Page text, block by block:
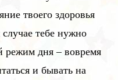
твоего здоровья
тебе нужно
режим дня – вовремя
и бывать на